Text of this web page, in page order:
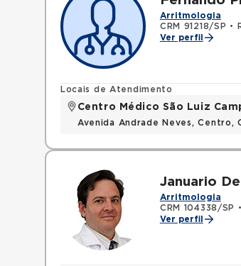
Arritmologia
CRM 91218/SP •
Ver perfil
Locais de Atendimento
Centro Médico São Luiz
Avenida Andrade Neves, Centro,
Januario
Arritmologia
CRM 104338/SP
•
Ver perfil